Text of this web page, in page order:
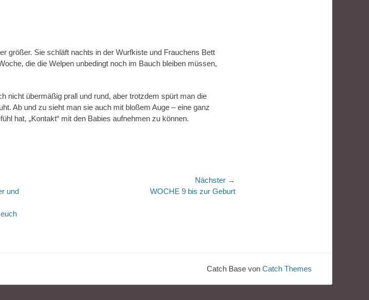
größer. Sie schläft nachts in der Wurfkiste und Frauchens Bett
die die Welpen unbedingt noch im Bauch bleiben müssen,
nicht übermäßig prall und rund, aber trotzdem spürt man die
Ab und zu sieht man sie auch mit bloßem Auge – eine ganz
hat, „Kontakt“ mit den Babies aufnehmen zu können.
und
Nächster →
WOCHE 9 bis zur Geburt
Catch Base von Catch Themes